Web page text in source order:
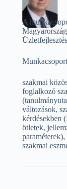
A
szakmai
foglalkozó
változások,
kérdésekben
ötletek,
szakmai